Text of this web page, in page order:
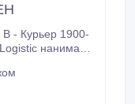
В - Курьер 1900-
доставки